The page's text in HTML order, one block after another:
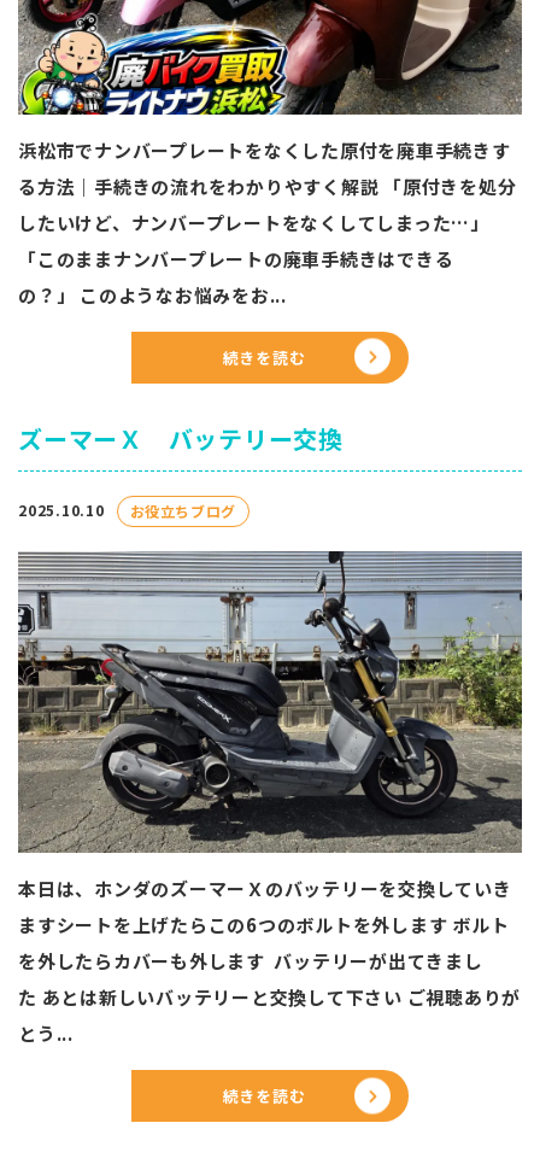
浜松市でナンバープレートをなくした原付を廃車手続きす
る方法｜手続きの流れをわかりやすく解説 「原付きを処分
したいけど、ナンバープレートをなくしてしまった…」
「このままナンバープレートの廃車手続きはできる
の？」 このようなお悩みをお...
続きを読む
ズーマーＸ バッテリー交換
2025.10.10 お役立ちブログ
本日は、ホンダのズーマーＸのバッテリーを交換していき
ますシートを上げたらこの6つのボルトを外します ボルト
を外したらカバーも外します バッテリーが出てきまし
た あとは新しいバッテリーと交換して下さい ご視聴ありが
とう...
続きを読む